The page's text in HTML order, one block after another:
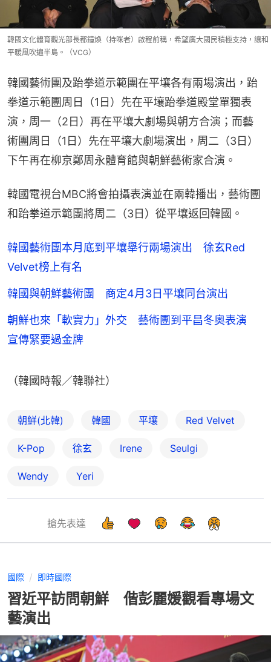
韓國文化體育觀光部長都鐘煥（持咪者）啟程前稱，希望廣大國民積極支持，讓和
平暖風吹遍半島。（VCG）
韓國藝術團及跆拳道示範團在平壤各有兩場演出，跆
拳道示範團周日（1日）先在平壤跆拳道殿堂單獨表
演，周一（2日）再在平壤大劇場與朝方合演；而藝
術團周日（1日）先在平壤大劇場演出，周二（3日）
下午再在柳京鄭周永體育館與朝鮮藝術家合演。
韓國電視台MBC將會拍攝表演並在兩韓播出，藝術團
和跆拳道示範團將周二（3日）從平壤返回韓國。
韓國藝術團本月底到平壤舉行兩場演出 徐玄Red
Velvet榜上有名
韓國與朝鮮藝術團 商定4月3日平壤同台演出
朝鮮也來「軟實力」外交 藝術團到平昌冬奧表演
宣傳緊要過金牌
（韓國時報／韓聯社）
朝鮮(北韓) 韓國 平壤 Red Velvet
K-Pop 徐玄 Irene Seulgi
Wendy Yeri
搶先表達
國際 即時國際
習近平訪問朝鮮 偕彭麗媛觀看專場文
藝演出